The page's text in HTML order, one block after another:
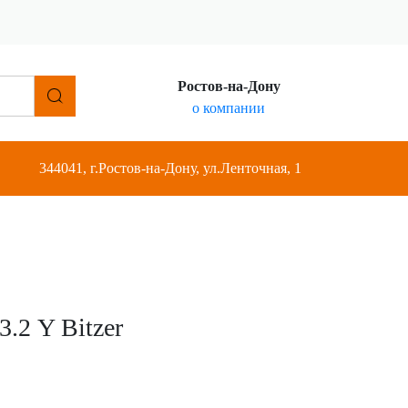
Ростов-на-Дону
о компании
344041, г.Ростов-на-Дону, ул.Ленточная, 1
Y Bitzer